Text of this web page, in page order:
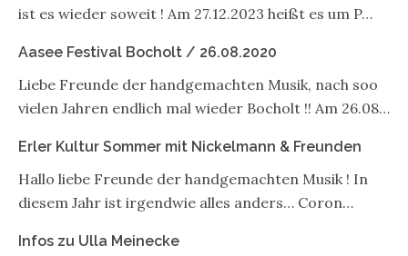
ist es wieder soweit ! Am 27.12.2023 heißt es um P…
Aasee Festival Bocholt / 26.08.2020
Liebe Freunde der handgemachten Musik, nach soo
vielen Jahren endlich mal wieder Bocholt !! Am 26.08…
Erler Kultur Sommer mit Nickelmann & Freunden
Hallo liebe Freunde der handgemachten Musik ! In
diesem Jahr ist irgendwie alles anders… Coron…
Infos zu Ulla Meinecke